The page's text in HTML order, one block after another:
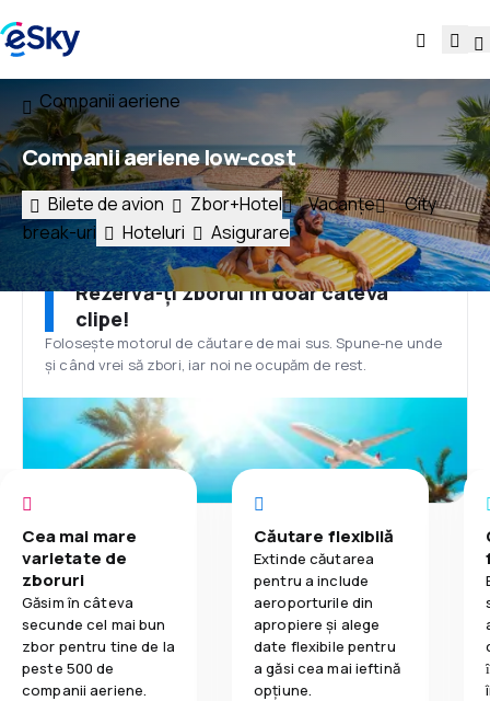
Companii aeriene
Companii aeriene low-cost
Bilete de avion Zbor+Hotel Vacanțe
City
break-uri
Hoteluri Asigurare
Rezervă-ți zborul în doar câteva
clipe!
Folosește motorul de căutare de mai sus. Spune-ne unde
și când vrei să zbori, iar noi ne ocupăm de rest.
Cea mai mare
varietate de
zboruri
Găsim în câteva
secunde cel mai bun
zbor pentru tine de la
peste 500 de
companii aeriene.
Căutare flexibilă
Extinde căutarea
pentru a include
aeroporturile din
apropiere și alege
date flexibile pentru
a găsi cea mai ieftină
opțiune.